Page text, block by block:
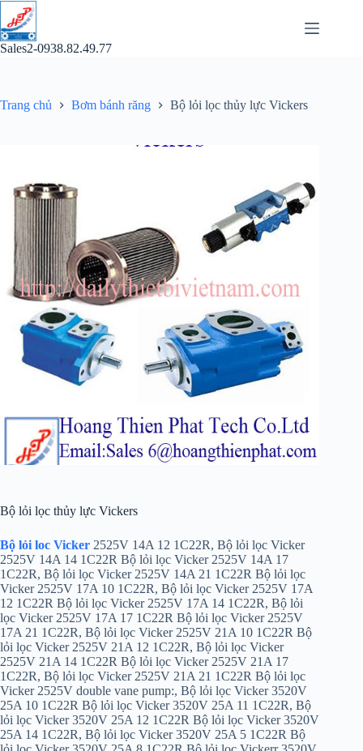
Chuyển
đến
phần
nội
Sales2-0938.82.49.77
Trang chủ Bơm bánh răng Bộ lỏi lọc thủy lực Vickers
Bộ lỏi lọc thủy lực Vickers
Bộ lỏi loc Vicker 2525V 14A 12 1C22R, Bộ lỏi lọc Vicker
2525V 14A 14 1C22R Bộ lỏi lọc Vicker 2525V 14A 17
1C22R, Bộ lỏi lọc Vicker 2525V 14A 21 1C22R Bộ lỏi lọc
Vicker 2525V 17A 10 1C22R, Bộ lỏi lọc Vicker 2525V 17A
12 1C22R Bộ lỏi lọc Vicker 2525V 17A 14 1C22R, Bộ lỏi
lọc Vicker 2525V 17A 17 1C22R Bộ lỏi lọc Vicker 2525V
17A 21 1C22R, Bộ lỏi lọc Vicker 2525V 21A 10 1C22R Bộ
lỏi lọc Vicker 2525V 21A 12 1C22R, Bộ lỏi lọc Vicker
2525V 21A 14 1C22R Bộ lỏi lọc Vicker 2525V 21A 17
1C22R, Bộ lỏi lọc Vicker 2525V 21A 21 1C22R Bộ lỏi lọc
Vicker 2525V double vane pump:, Bộ lỏi lọc Vicker 3520V
25A 10 1C22R Bộ lỏi lọc Vicker 3520V 25A 11 1C22R, Bộ
lỏi lọc Vicker 3520V 25A 12 1C22R Bộ lỏi lọc Vicker 3520V
25A 14 1C22R, Bộ lỏi lọc Vicker 3520V 25A 5 1C22R Bộ